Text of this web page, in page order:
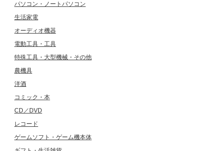
パソコン・ノートパソコン
生活家電
オーディオ機器
電動工具・工具
特殊工具・大型機械・その他
農機具
洋酒
コミック・本
CD／DVD
レコード
ゲームソフト・ゲーム機本体